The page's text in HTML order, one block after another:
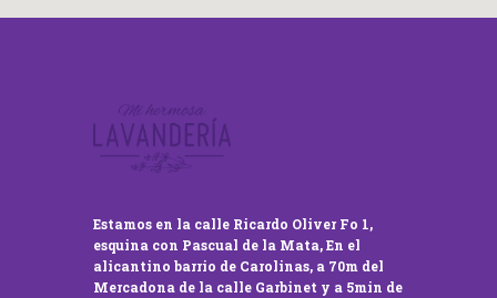
Estamos en la calle Ricardo Oliver Fo 1,
esquina con Pascual de la Mata, En el
alicantino barrio de Carolinas, a 70m del
Mercadona de la calle Garbinet y a 5min de